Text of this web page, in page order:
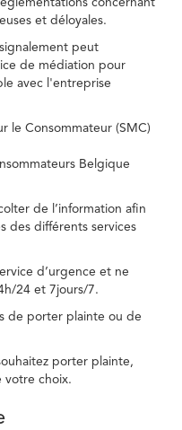
concernant
et déloyales.
peut
de médiation pour
avec l'entreprise
le Consommateur (SMC)
Belgique
de l’information afin
des différents services
d’urgence et ne
24 et 7jours/7.
de porter plainte ou de
porter plainte,
votre choix.